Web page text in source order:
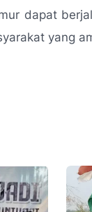
dapat
yang